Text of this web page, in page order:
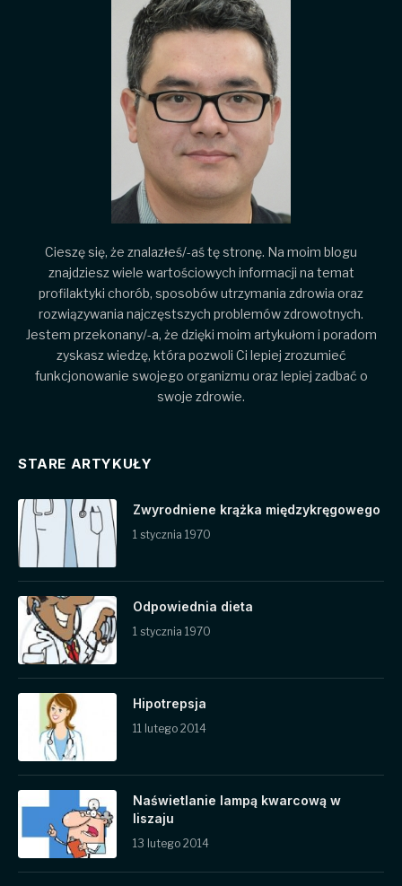
Cieszę się, że znalazłeś/-aś tę stronę. Na moim blogu
znajdziesz wiele wartościowych informacji na temat
profilaktyki chorób, sposobów utrzymania zdrowia oraz
rozwiązywania najczęstszych problemów zdrowotnych.
Jestem przekonany/-a, że dzięki moim artykułom i poradom
zyskasz wiedzę, która pozwoli Ci lepiej zrozumieć
funkcjonowanie swojego organizmu oraz lepiej zadbać o
swoje zdrowie.
STARE ARTYKUŁY
Zwyrodniene krążka międzykręgowego
1 stycznia 1970
Odpowiednia dieta
1 stycznia 1970
Hipotrepsja
11 lutego 2014
Naświetlanie lampą kwarcową w
liszaju
13 lutego 2014